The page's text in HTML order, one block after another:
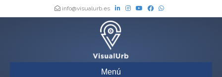
info@visualurb.es
Menú